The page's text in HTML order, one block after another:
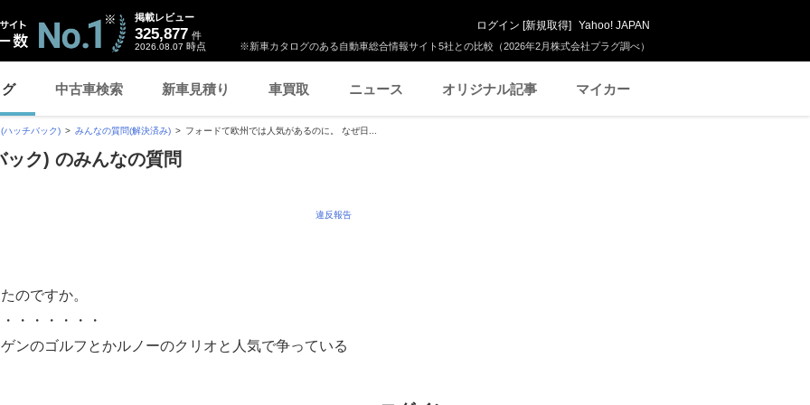
※新車カタログのある自動車総合情報サイト5社との比較（2026年2月株式会社プラグ調べ）
掲載レビュー
325,877 件
2026.08.07 時点
ログイン [新規取得] Yahoo! JAPAN
中古車検索 新車見積り 車買取 ニュース オリジナル記事 マイカー
ハッチバック) みんなの質問(解決済み) フォードて欧州では人気があるのに。 なぜ日...
ク) のみんなの質問
違反報告
のですか。
・・・・・・
ンのゴルフとかルノーのクリオと人気で争っている